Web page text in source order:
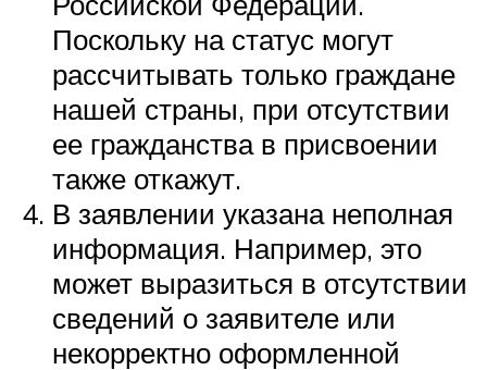
Поскольку на статус могут
рассчитывать только граждане
нашей страны, при отсутствии
ее гражданства в присвоении
также откажут.
В заявлении указана неполная
информация. Например, это
может выразиться в отсутствии
сведений о заявителе или
некорректно оформленной